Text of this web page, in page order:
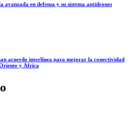
en defensa y su sistema antidrones
acuerdo interlínea para mejorar la conectividad
y África